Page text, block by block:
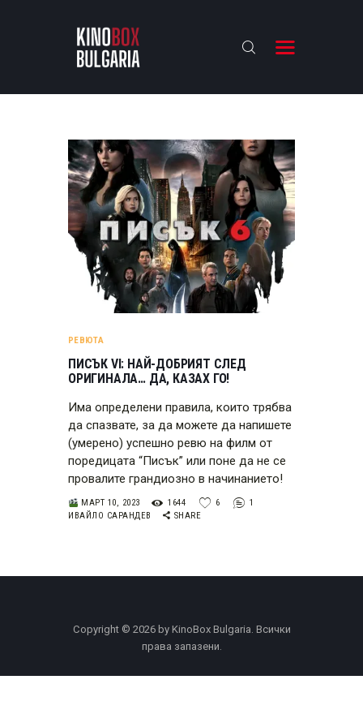
KINOBOX BULGARIA
АНАЛИЗИ
БАХТИ НАГРАДИТЕ
ИНТЕРВЮТА
ЗА НАС
РЕВЮТА
ПИСЪК VI: НАЙ-ДОБРИЯТ СЛЕД
ОРИГИНАЛА… ДА, КАЗАХ ГО!
Има определени правила, които трябва
да спазвате, за да можете да напишете
(умерено) успешно ревю на филм от
поредицата “Писък” или поне да не се
провалите грандиозно в начинанието!
МАРТ 10, 2023 1644 6
1
ИВАЙЛО САРАНДЕВ
SHARE
Copyright © 2026 by KinoBox Bulgaria. Всички
права запазени.